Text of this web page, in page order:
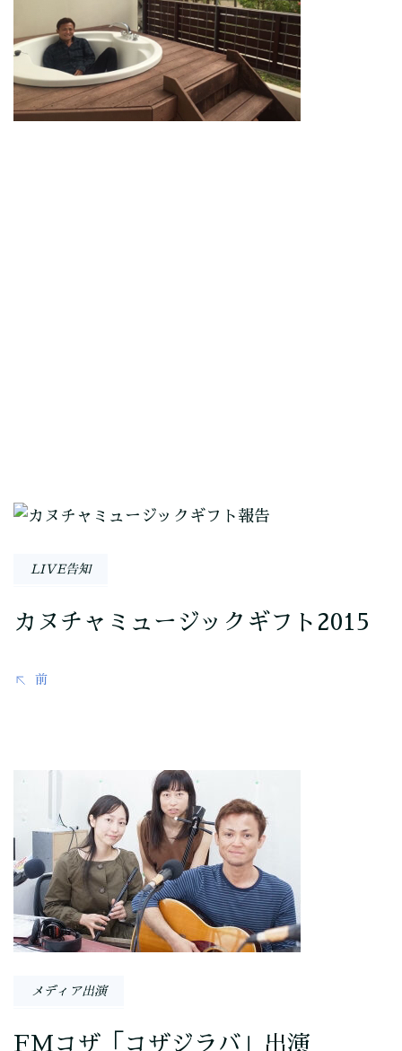
投
稿
ゲ
ン
LIVE告知
カヌチャミュージックギフト2015
前
メディア出演
FMコザ「コザジラバ」出演